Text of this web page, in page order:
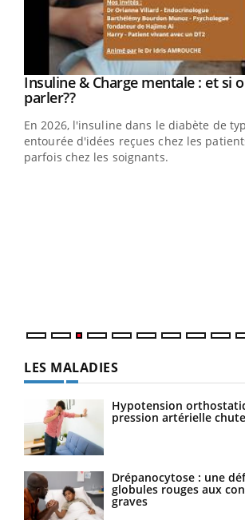
Youtube
Insuline & Charge mentale : et si
parler??Youtube
En 2026, l'insuline dans le diabète de
entourée d'idées reçues chez les
parfois chez les soignants.
LES MALADIES
Hypotension
pression artérielle
Drépanocytose : une
globules rouges aux
graves